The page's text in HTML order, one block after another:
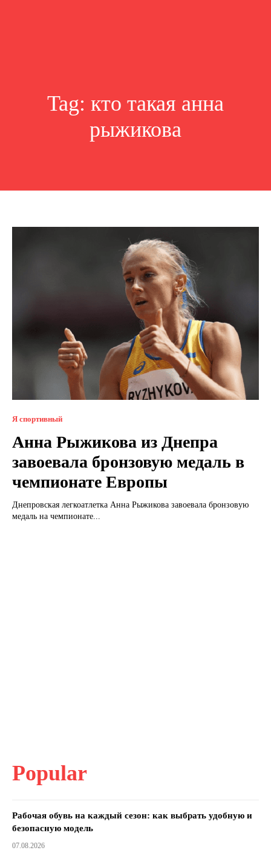
Tag: кто такая анна
рыжикова
Я спортивный
Анна Рыжикова из Днепра
завоевала бронзовую медаль в
чемпионате Европы
Днепровская легкоатлетка Анна Рыжикова завоевала бронзовую
медаль на чемпионате...
Popular
Рабочая обувь на каждый сезон: как выбрать удобную и
безопасную модель
07.08.2026